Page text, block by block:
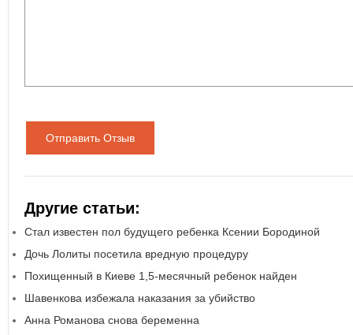
Отправить Отзыв
Другие статьи:
Стал известен пол будущего ребенка Ксении Бородиной
Дочь Лолиты посетила вредную процедуру
Похищенный в Киеве 1,5-месячный ребенок найден
Шавенкова избежала наказания за убийство
Анна Романова снова беременна